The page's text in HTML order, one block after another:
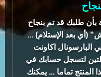
طلبك قد تم بنجاح
(أي بعد الإستلام) ...
البارسونال اكاونت
لتسجل حسابك في
المنتج تماما ... يمكنك